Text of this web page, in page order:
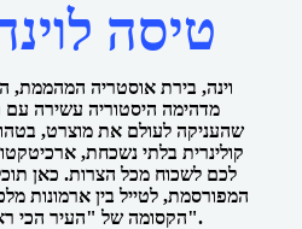
טיסה
וינה, בירת אוסטריה המהממת,
מדהימה היסטוריה עשירה עם
שהעניקה לעולם את מוצרט,
קולינרית בלתי נשכחת,
לכם לשכוח מכל הצרות. כאן
המפורסמת, לטייל בין ארמונות
הקסומה של "העיר הכי ראויה למגורים בעולם".